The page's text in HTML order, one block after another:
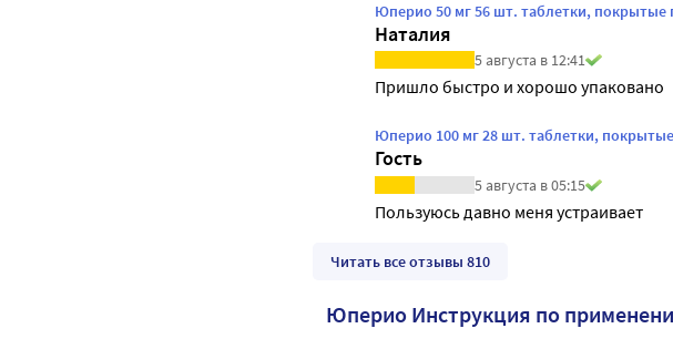
Юперио 50 мг 56 шт. таблетки, покрытые
Наталия
5 августа в 12:41
Пришло быстро и хорошо упаковано
Юперио 100 мг 28 шт. таблетки,
Гость
5 августа в 05:15
Пользуюсь давно меня устраивает
Читать все отзывы 810
Юперио Инструкция по